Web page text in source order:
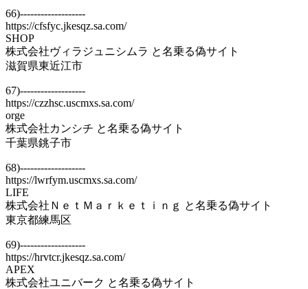
66)-------------------
https://cfsfyc.jkesqz.sa.com/
SHOP
株式会社ヴィラジュニシムラ と名乗る偽サイト
滋賀県東近江市
67)-------------------
https://czzhsc.uscmxs.sa.com/
orge
株式会社カンシチ と名乗る偽サイト
千葉県銚子市
68)-------------------
https://lwrfym.uscmxs.sa.com/
LIFE
株式会社ＮｅｔＭａｒｋｅｔｉｎｇ と名乗る偽サイト
東京都練馬区
69)-------------------
https://hrvtcr.jkesqz.sa.com/
APEX
株式会社ユニバーク と名乗る偽サイト